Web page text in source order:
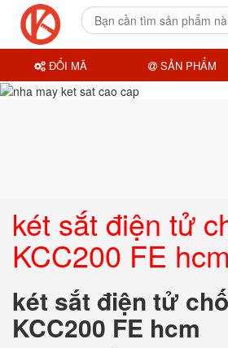
két sắt điện tử
KCC200 FE hcm
két sắt điện tử
KCC200 FE hcm
ĐỔI MÃ SẢN PHẨM